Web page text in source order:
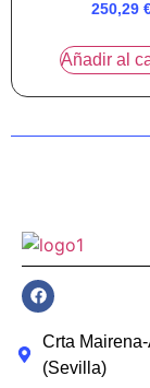
250,29
Añadir al
Crta
(Sevilla)